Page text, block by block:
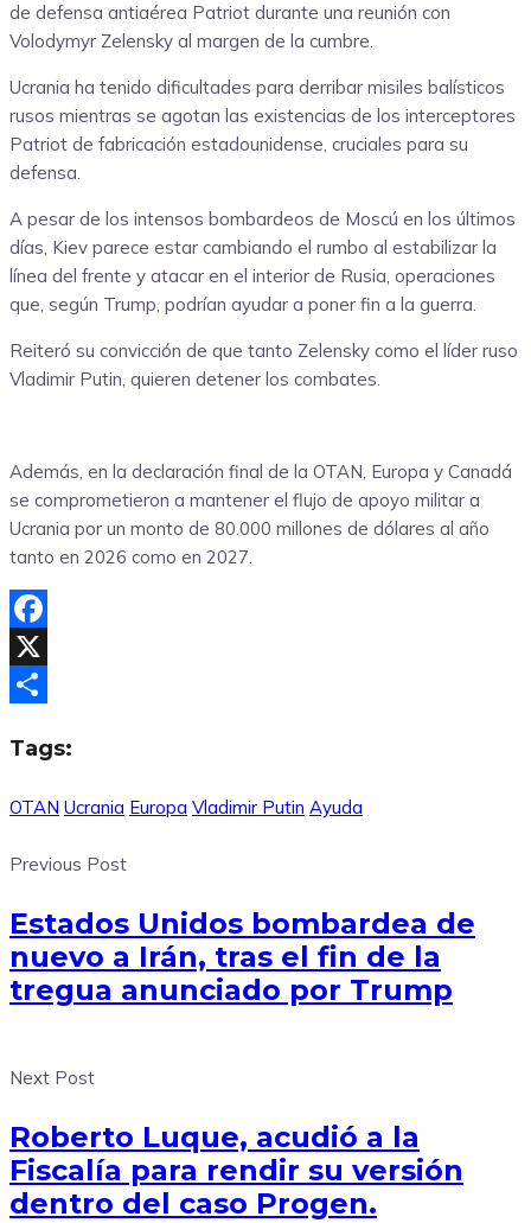
de defensa antiaérea Patriot durante una reunión con
Volodymyr Zelensky al margen de la cumbre.
Ucrania ha tenido dificultades para derribar misiles balísticos
rusos mientras se agotan las existencias de los interceptores
Patriot de fabricación estadounidense, cruciales para su
defensa.
A pesar de los intensos bombardeos de Moscú en los últimos
días, Kiev parece estar cambiando el rumbo al estabilizar la
línea del frente y atacar en el interior de Rusia, operaciones
que, según Trump, podrían ayudar a poner fin a la guerra.
Reiteró su convicción de que tanto Zelensky como el líder ruso
Vladimir Putin, quieren detener los combates.
Además, en la declaración final de la OTAN, Europa y Canadá
se comprometieron a mantener el flujo de apoyo militar a
Ucrania por un monto de 80.000 millones de dólares al año
tanto en 2026 como en 2027.
Facebook
X
Tags:
OTAN Ucrania Europa Vladimir Putin Ayuda
Previous Post
Estados Unidos bombardea de
nuevo a Irán, tras el fin de la
tregua anunciado por Trump
Next Post
Roberto Luque, acudió a la
Fiscalía para rendir su versión
dentro del caso Progen.